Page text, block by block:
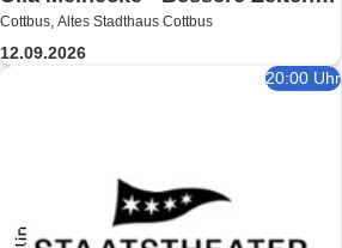
Tour
Cottbus, Altes Stadthaus Cottbus
12.09.2026
20:00 Uhr